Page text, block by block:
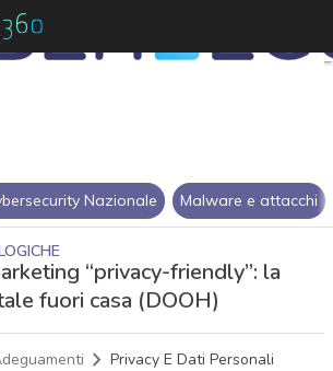
Nazionale Malware e attacchi
“privacy-friendly”: la
fuori casa (DOOH)
Privacy E Dati Personali